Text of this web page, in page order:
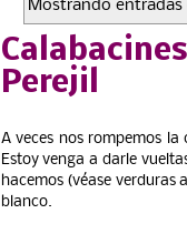
Mostrando
Perejil
A veces nos rompemos
Estoy venga a darle
hacemos (véase verduras
blanco.